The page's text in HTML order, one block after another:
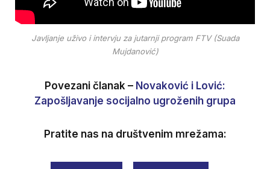
Javljanje uživo i intervju za jutarnji program FTV (Suada
Mujdanović)
Povezani članak – Novaković i Lović:
Zapošljavanje socijalno ugroženih grupa
Pratite nas na društvenim mrežama: